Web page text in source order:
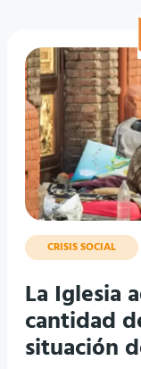
CRISIS SOCIAL
La Iglesia
cantidad
situación